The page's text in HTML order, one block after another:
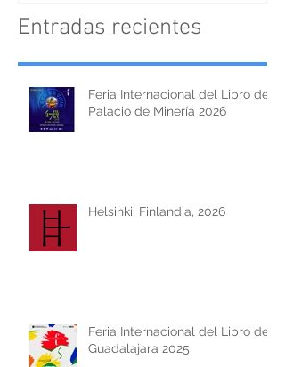
Entradas recientes
Feria Internacional del Libro del
Palacio de Minería 2026
Helsinki, Finlandia, 2026
Feria Internacional del Libro de
Guadalajara 2025